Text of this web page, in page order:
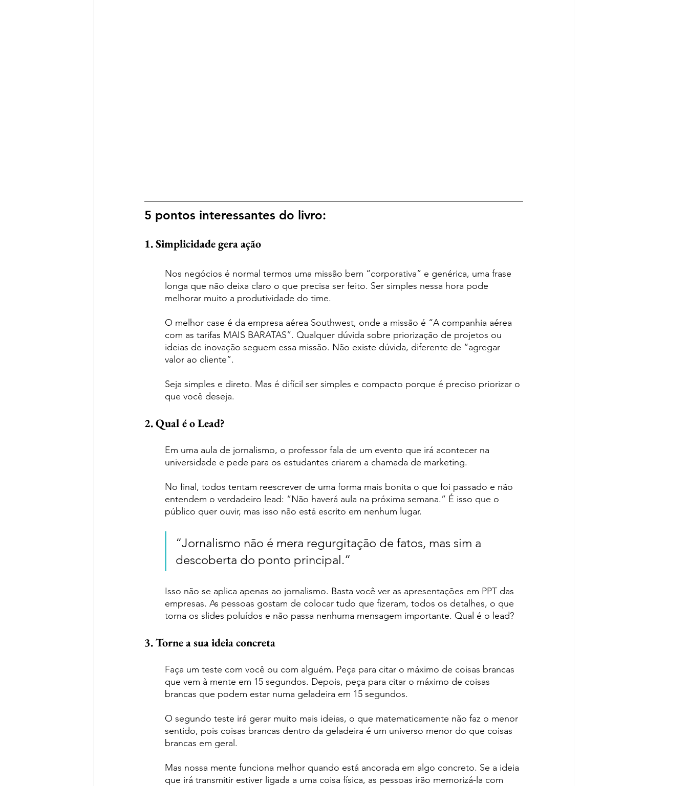
5 pontos interessantes do livro:
1. Simplicidade gera ação
Nos negócios é normal termos uma missão bem “corporativa” e genérica, uma frase
longa que não deixa claro o que precisa ser feito. Ser simples nessa hora pode
melhorar muito a produtividade do time.
O melhor case é da empresa aérea Southwest, onde a missão é “A companhia aérea
com as tarifas MAIS BARATAS”. Qualquer dúvida sobre priorização de projetos ou
ideias de inovação seguem essa missão. Não existe dúvida, diferente de “agregar
valor ao cliente”.
Seja simples e direto. Mas é difícil ser simples e compacto porque é preciso priorizar o
que você deseja.
2. Qual é o Lead?
Em uma aula de jornalismo, o professor fala de um evento que irá acontecer na
universidade e pede para os estudantes criarem a chamada de marketing.
No final, todos tentam reescrever de uma forma mais bonita o que foi passado e não
entendem o verdadeiro lead: “Não haverá aula na próxima semana.” É isso que o
público quer ouvir, mas isso não está escrito em nenhum lugar.
“Jornalismo não é mera regurgitação de fatos, mas sim a
descoberta do ponto principal.”
Isso não se aplica apenas ao jornalismo. Basta você ver as apresentações em PPT das
empresas. As pessoas gostam de colocar tudo que fizeram, todos os detalhes, o que
torna os slides poluídos e não passa nenhuma mensagem importante. Qual é o lead?
3. Torne a sua ideia concreta
Faça um teste com você ou com alguém. Peça para citar o máximo de coisas brancas
que vem à mente em 15 segundos. Depois, peça para citar o máximo de coisas
brancas que podem estar numa geladeira em 15 segundos.
O segundo teste irá gerar muito mais ideias, o que matematicamente não faz o menor
sentido, pois coisas brancas dentro da geladeira é um universo menor do que coisas
brancas em geral.
Mas nossa mente funciona melhor quando está ancorada em algo concreto. Se a ideia
que irá transmitir estiver ligada a uma coisa física, as pessoas irão memorizá-la com